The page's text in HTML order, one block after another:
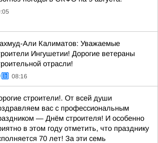
Али Калиматов: Уважаемые
Ингушетии! Дорогие ветераны
отрасли!
08:16
строители!. От всей души
вас с профессиональным
— Днём строителя! И особенно
в этом году отметить, что празднику
70 лет! За эти семь